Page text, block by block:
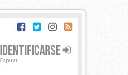
IDENTIFICARSE
Esperar